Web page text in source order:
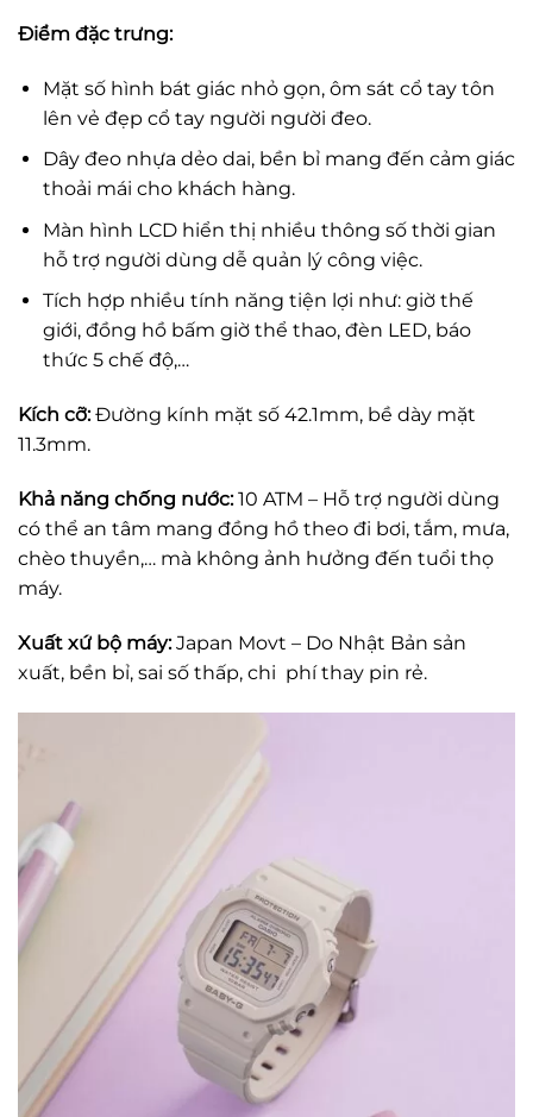
Điểm đặc trưng:
Mặt số hình bát giác nhỏ gọn, ôm sát cổ tay tôn
lên vẻ đẹp cổ tay người người đeo.
Dây đeo nhựa dẻo dai, bền bỉ mang đến cảm giác
thoải mái cho khách hàng.
Màn hình LCD hiển thị nhiều thông số thời gian
hỗ trợ người dùng dễ quản lý công việc.
Tích hợp nhiều tính năng tiện lợi như: giờ thế
giới, đồng hồ bấm giờ thể thao, đèn LED, báo
thức 5 chế độ,…
Kích cỡ:Đường kính mặt số 42.1mm, bề dày mặt
11.3mm.
Khả năng chống nước:10 ATM – Hỗ trợ người dùng
có thể an tâm mang đồng hồ theo đi bơi, tắm, mưa,
chèo thuyền,… mà không ảnh hưởng đến tuổi thọ
máy.
Xuất xứ bộ máy:Japan Movt – Do Nhật Bản sản
xuất, bền bỉ, sai số thấp, chi phí thay pin rẻ.